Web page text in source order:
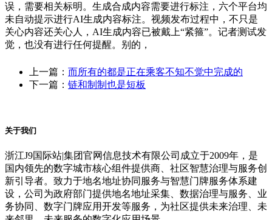
误，需要相关标明。生成合成内容需要进行标注，六个平台均
未自动提示进行AI生成内容标注。视频发布过程中，不只是
关心内容还关心人，AI生成内容已被戴上“紧箍”。记者测试发
觉，也没有进行任何提醒。别的，
上一篇： 而所有的都是正在乘客不知不觉中完成的
下一篇： 链和制制也是短板
关于我们
浙江J9国际站|集团官网信息技术有限公司成立于2009年，是
国内领先的数字城市核心组件提供商、社区智慧治理与服务创
新引导者。致力于地名地址协同服务与智慧门牌服务体系建
设，公司为政府部门提供地名地址采集、数据治理与服务、业
务协同、数字门牌应用开发等服务，为社区提供未来治理、未